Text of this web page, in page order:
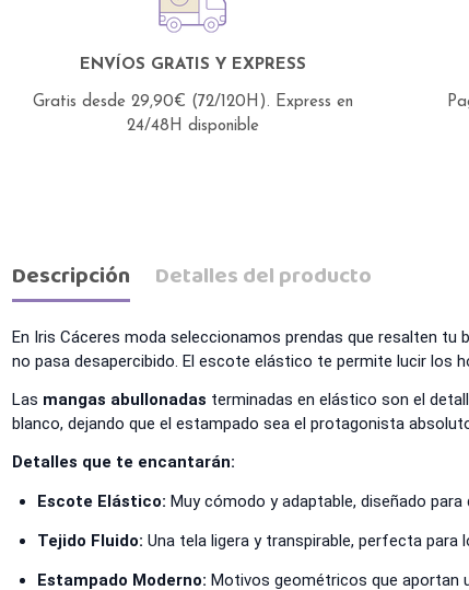
ENVÍOS GRATIS Y EXPRESS
Gratis desde 29,90€ (72/120H). Express en
24/48H disponible
Descripción Detalles del producto
En Iris Cáceres moda seleccionamos prendas que resalten
no pasa desapercibido. El escote elástico te permite lucir los
Las mangas abullonadas terminadas en elástico son el
blanco, dejando que el estampado sea el protagonista
Detalles que te encantarán:
Escote Elástico: Muy cómodo y adaptable, diseñado
Tejido Fluido: Una tela ligera y transpirable, perfecta para
Estampado Moderno: Motivos geométricos que aportan